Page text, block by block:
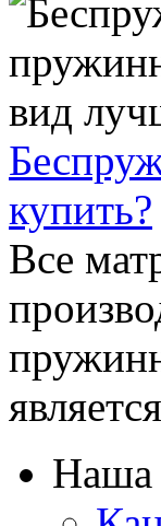
купить?
Все
Наша